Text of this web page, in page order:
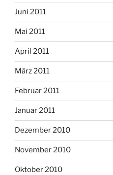
Juni 2011
Mai 2011
April 2011
März 2011
Februar 2011
Januar 2011
Dezember 2010
November 2010
Oktober 2010